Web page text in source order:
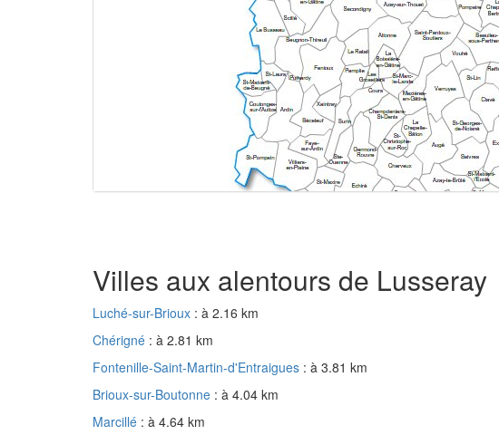
Villes aux alentours de Lusseray
Luché-sur-Brioux : à 2.16 km
Chérigné : à 2.81 km
Fontenille-Saint-Martin-d'Entraigues : à 3.81 km
Brioux-sur-Boutonne : à 4.04 km
Marcillé : à 4.64 km